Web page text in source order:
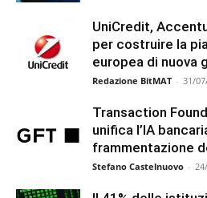
UniCredit,
per costruire la
europea di nuova
Redazione BitMAT - 31/
Transaction
unifica l’IA
frammentazione
Stefano Castelnuovo -